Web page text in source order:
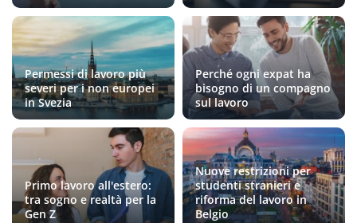
Permessi di lavoro più
severi per i non europei
in Svezia
Perché ogni expat ha
bisogno di un compagno
sul lavoro
Primo lavoro all'estero:
tra sogno e realtà per la
Gen Z
Nuove restrizioni per
studenti stranieri e
riforma del lavoro in
Belgio